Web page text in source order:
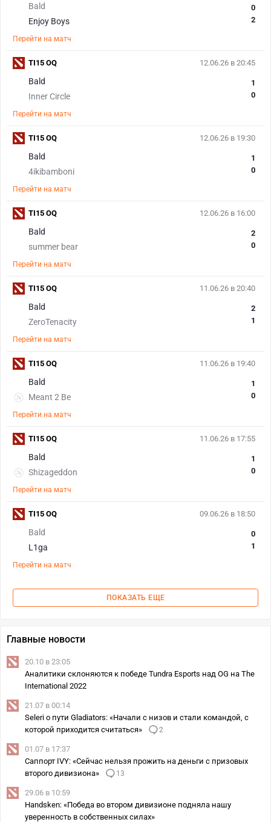
Bald
Enjoy Boys
0
2
Перейти на матч
12.06.26 в 20:45
Bald
Inner Circle
1
0
Перейти на матч
TI15 OQ
12.06.26 в 19:30
Bald
4ikibamboni
1
0
Перейти на матч
TI15 OQ
12.06.26 в 16:00
Bald
summer bear
2
0
Перейти на матч
TI15 OQ
11.06.26 в 20:40
Bald
ZeroTenacity
2
1
Перейти на матч
TI15 OQ
11.06.26 в 19:40
Bald
Meant 2 Be
1
0
Перейти на матч
TI15 OQ
11.06.26 в 17:55
Bald
Shizageddon
1
0
Перейти на матч
TI15 OQ
09.06.26 в 18:50
Bald
L1ga
0
1
Перейти на матч
TI15 OQ
ПОКАЗАТЬ ЕЩЕ
Главные новости
20.10 в 23:05
Аналитики склоняются к победе Tundra Esports над OG на The
International 2022
21.07 в 00:14
Seleri о пути Gladiators: «Начали с низов и стали командой, с
которой приходится считаться»
2
01.07 в 17:37
Саппорт IVY: «Сейчас нельзя прожить на деньги с призовых
второго дивизиона»
13
29.06 в 10:59
Handsken: «Победа во втором дивизионе подняла нашу
уверенность в собственных силах»